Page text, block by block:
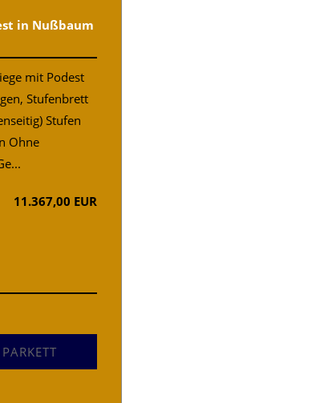
in Nußbaum
mit Podest
Stufenbrett
Stufen
Ohne
11.367,00 EUR